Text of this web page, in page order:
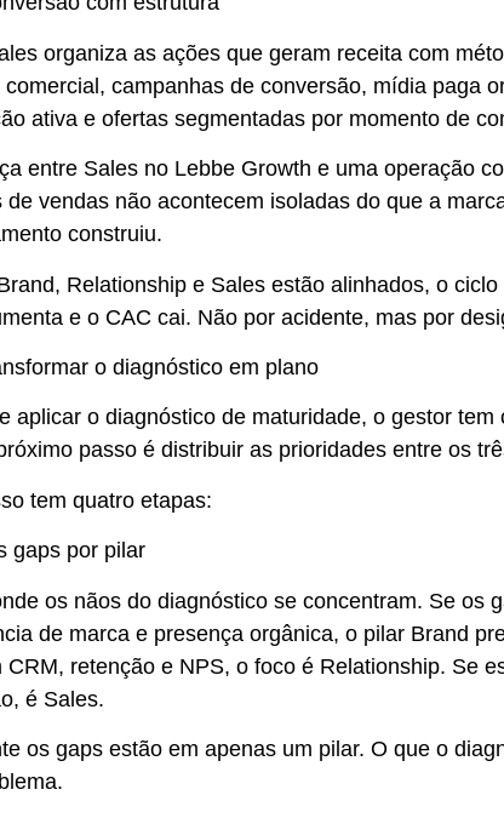
organiza as ações que geram receita com
comercial, campanhas de conversão, mídia paga
ativa e ofertas segmentadas por momento de
entre Sales no Lebbe Growth e uma operação
de vendas não acontecem isoladas do que a
construiu.
Relationship e Sales estão alinhados, o
e o CAC cai. Não por acidente, mas por
o diagnóstico em plano
aplicar o diagnóstico de maturidade, o gestor
passo é distribuir as prioridades entre os
tem quatro etapas:
gaps por pilar
os nãos do diagnóstico se concentram. Se os
de marca e presença orgânica, o pilar Brand
CRM, retenção e NPS, o foco é Relationship. Se
é Sales.
os gaps estão em apenas um pilar. O que o